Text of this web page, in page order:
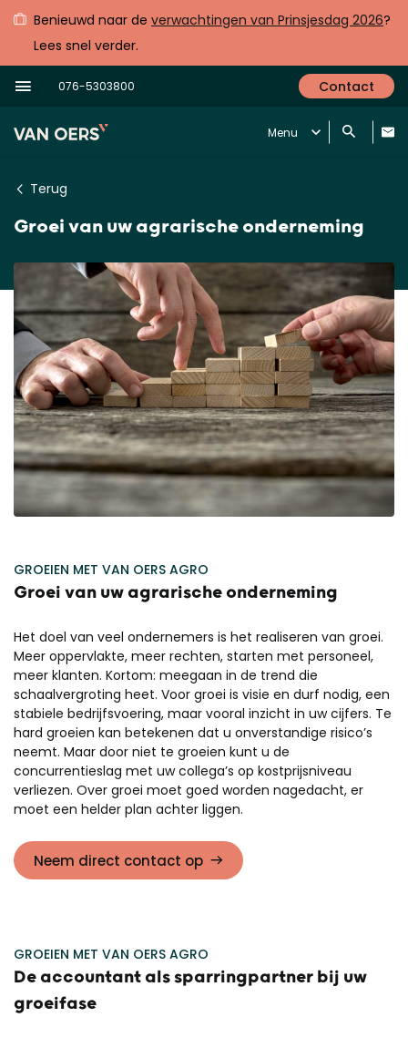
Benieuwd naar de verwachtingen van Prinsjesdag 2026?
Lees snel verder.
076-5303800 Contact
Menu
Terug
Groei van uw agrarische onderneming
GROEIEN MET VAN OERS AGRO
Groei van uw agrarische onderneming
Het doel van veel ondernemers is het realiseren van groei.
Meer oppervlakte, meer rechten, starten met personeel,
meer klanten. Kortom: meegaan in de trend die
schaalvergroting heet. Voor groei is visie en durf nodig, een
stabiele bedrijfsvoering, maar vooral inzicht in uw cijfers. Te
hard groeien kan betekenen dat u onverstandige risico’s
neemt. Maar door niet te groeien kunt u de
concurrentieslag met uw collega’s op kostprijsniveau
verliezen. Over groei moet goed worden nagedacht, er
moet een helder plan achter liggen.
Neem direct contact op
GROEIEN MET VAN OERS AGRO
De accountant als sparringpartner bij uw
groeifase